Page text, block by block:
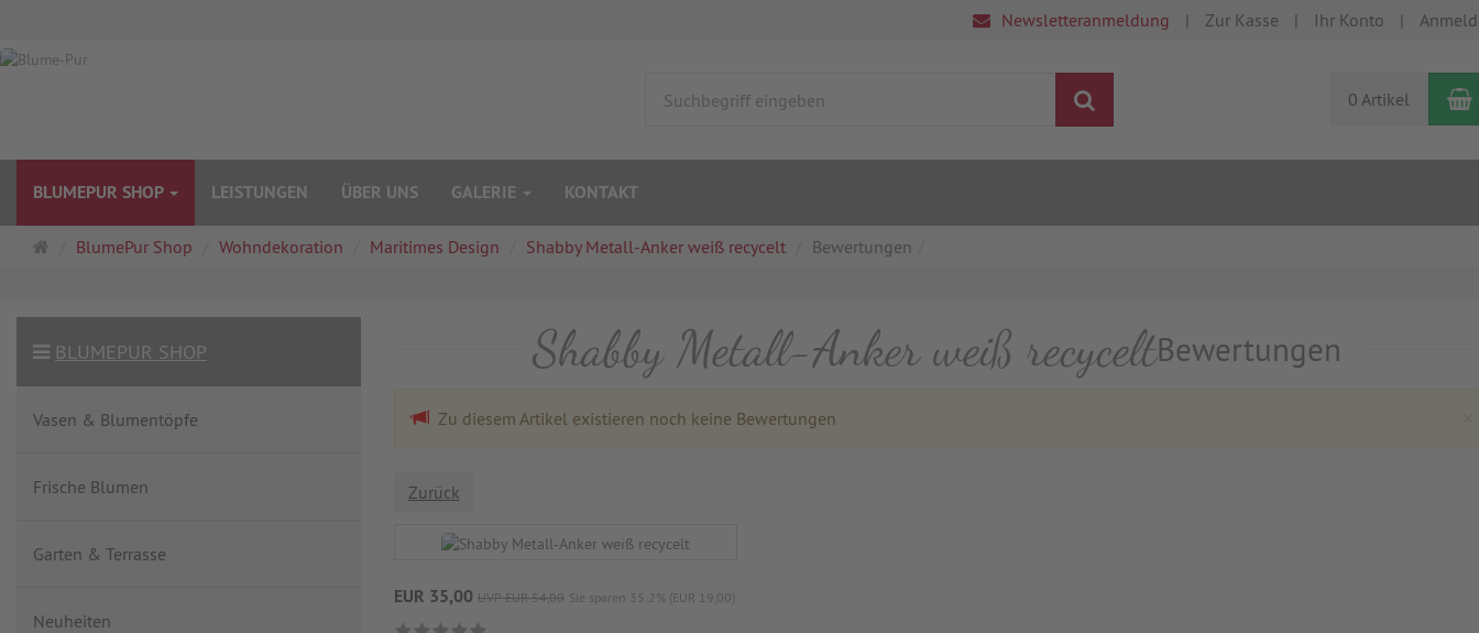
Newsletteranmeldung Zur Kasse Ihr Konto
0 Artikel
BLUMEPUR SHOP LEISTUNGEN ÜBER UNS GALERIE KONTAKT
Startseite
BlumePur Shop Wohndekoration Maritimes Design Shabby Metall-Anker weiß recycelt Bewertungen
Shabby Metall-Anker weiß recyceltBewertungen
Zu diesem Artikel existieren noch keine Bewertungen
Zurück
EUR 35,00 UVP EUR 54,00 Sie sparen 35.2% (EUR 19,00)
BLUMEPUR SHOP
Vasen & Blumentöpfe
Frische Blumen
Garten & Terrasse
Neuheiten